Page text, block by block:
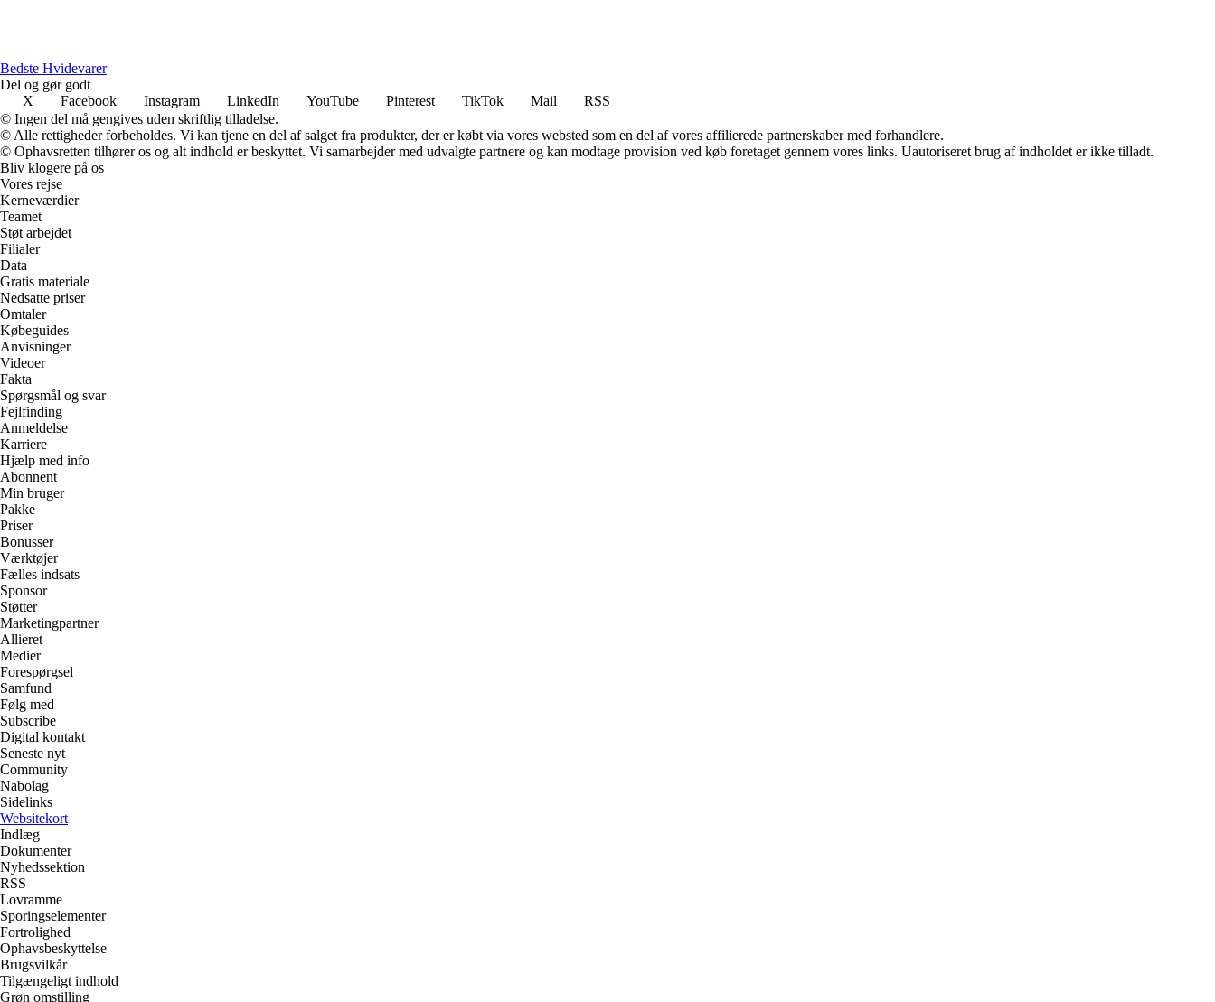
Bedste Hvidevarer
Del og gør godt
X
Facebook Instagram LinkedIn YouTube Pinterest TikTok Mail
RSS
© Ingen del må gengives uden skriftlig tilladelse.
© Alle rettigheder forbeholdes. Vi kan tjene en del af salget fra produkter, der er købt via vores websted som en del af vores affilierede partnerskaber med forhandlere.
© Ophavsretten tilhører os og alt indhold er beskyttet. Vi samarbejder med udvalgte partnere og kan modtage provision ved køb foretaget gennem vores links. Uautoriseret brug af indholdet er ikke tilladt.
Bliv klogere på os
Vores rejse
Kerneværdier
Teamet
Støt arbejdet
Filialer
Data
Gratis materiale
Nedsatte priser
Omtaler
Købeguides
Anvisninger
Videoer
Fakta
Spørgsmål og svar
Fejlfinding
Anmeldelse
Karriere
Hjælp med info
Abonnent
Min bruger
Pakke
Priser
Bonusser
Værktøjer
Fælles indsats
Sponsor
Støtter
Marketingpartner
Allieret
Medier
Forespørgsel
Samfund
Følg med
Subscribe
Digital kontakt
Seneste nyt
Community
Nabolag
Sidelinks
Websitekort
Indlæg
Dokumenter
Nyhedssektion
RSS
Lovramme
Sporingselementer
Fortrolighed
Ophavsbeskyttelse
Brugsvilkår
Tilgængeligt indhold
Grøn omstilling